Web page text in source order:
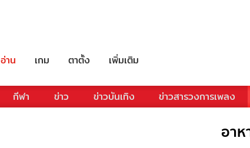
อ่าน เกม ตาตั้ง เพิ่มเติม
กีฬา ข่าว ข่าวบันเทิง ข่าวสารวงการเพลง
อาห